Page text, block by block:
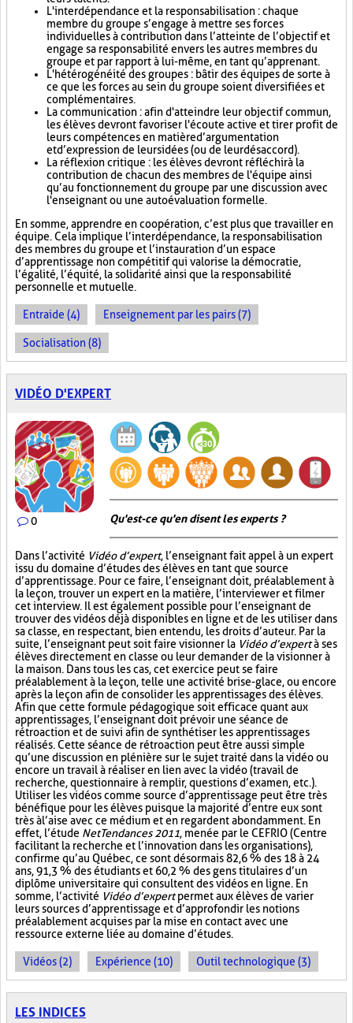
L'interdépendance et la responsabilisation : chaque
membre du groupe s’engage à mettre ses forces
individuelles à contribution dans l’atteinte de l’objectif et
engage sa responsabilité envers les autres membres du
groupe et par rapport à lui-même, en tant qu’apprenant.
L'hétérogénéité des groupes : bâtir des équipes de sorte à
ce que les forces au sein du groupe soient diversifiées et
complémentaires.
La communication : afin d'atteindre leur objectif commun,
les élèves devront favoriser l'écoute active et tirer profit de
leurs compétences en matière d’argumentation
et d’expression de leurs idées (ou de leur désaccord).
La réflexion critique : les élèves devront réfléchir à la
contribution de chacun des membres de l'équipe ainsi
qu’au fonctionnement du groupe par une discussion avec
l'enseignant ou une autoévaluation formelle.
En somme, apprendre en coopération, c’est plus que travailler en
équipe. Cela implique l’interdépendance, la responsabilisation
des membres du groupe et l’instauration d’un espace
d’apprentissage non compétitif qui valorise la démocratie,
l’égalité, l’équité, la solidarité ainsi que la responsabilité
personnelle et mutuelle.
Entraide (4) Enseignement par les pairs (7)
Socialisation (8)
VIDÉO D'EXPERT
0 Qu'est-ce qu'en disent les experts ?
Dans l’activité Vidéo d’expert, l’enseignant fait appel à un expert
issu du domaine d’études des élèves en tant que source
d’apprentissage. Pour ce faire, l’enseignant doit, préalablement à
la leçon, trouver un expert en la matière, l’interviewer et filmer
cet interview. Il est également possible pour l’enseignant de
trouver des vidéos déjà disponibles en ligne et de les utiliser dans
sa classe, en respectant, bien entendu, les droits d’auteur. Par la
suite, l’enseignant peut soit faire visionner la Vidéo d’expertà ses
élèves directement en classe ou leur demander de la visionner à
la maison. Dans tous les cas, cet exercice peut se faire
préalablement à la leçon, telle une activité brise-glace, ou encore
après la leçon afin de consolider les apprentissages des élèves.
Afin que cette formule pédagogique soit efficace quant aux
apprentissages, l’enseignant doit prévoir une séance de
rétroaction et de suivi afin de synthétiser les apprentissages
réalisés. Cette séance de rétroaction peut être aussi simple
qu’une discussion en plénière sur le sujet traité dans la vidéo ou
encore un travail à réaliser en lien avec la vidéo (travail de
recherche, questionnaire à remplir, questions d’examen, etc.).
Utiliser les vidéos comme source d’apprentissage peut être très
bénéfique pour les élèves puisque la majorité d’entre eux sont
très à l’aise avec ce médium et en regardent abondamment. En
effet, l’étude NetTendances 2011, menée par le CEFRIO (Centre
facilitant la recherche et l’innovation dans les organisations),
confirme qu’au Québec, ce sont désormais 82,6 % des 18 à 24
ans, 91,3 % des étudiants et 60,2 % des gens titulaires d’un
diplôme universitaire qui consultent des vidéos en ligne. En
somme, l’activité Vidéo d’expertpermet aux élèves de varier
leurs sources d’apprentissage et d’approfondir les notions
préalablement acquises par la mise en contact avec une
ressource externe liée au domaine d’études.
Vidéos (2) Expérience (10) Outil technologique (3)
LES INDICES